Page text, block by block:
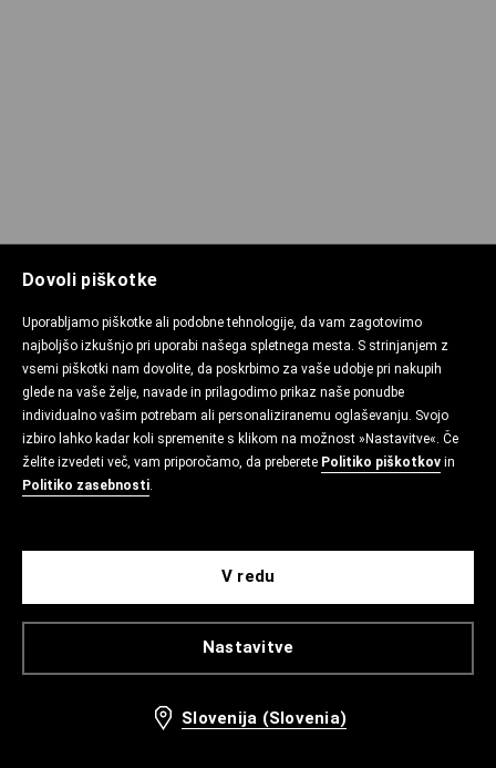
Dovoli piškotke
Uporabljamo piškotke ali podobne tehnologije, da vam zagotovimo
najboljšo izkušnjo pri uporabi našega spletnega mesta. S strinjanjem z
vsemi piškotki nam dovolite, da poskrbimo za vaše udobje pri nakupih
glede na vaše želje, navade in prilagodimo prikaz naše ponudbe
individualno vašim potrebam ali personaliziranemu oglaševanju. Svojo
izbiro lahko kadar koli spremenite s klikom na možnost »Nastavitve«. Če
želite izvedeti več, vam priporočamo, da preberete Politiko piškotkov in
Politiko zasebnosti.
Nastavitve
V redu
Slovenija (Slovenia)